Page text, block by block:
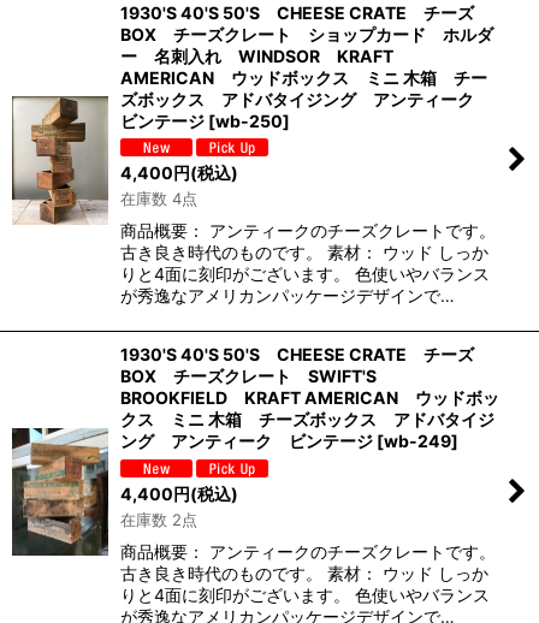
1930'S 40'S 50'S CHEESE CRATE チーズ
BOX チーズクレート ショップカード ホルダ
ー 名刺入れ WINDSOR KRAFT
AMERICAN ウッドボックス ミニ 木箱 チー
ズボックス アドバタイジング アンティーク
ビンテージ [wb-250]
4,400円(税込)
在庫数 4点
商品概要： アンティークのチーズクレートです。
古き良き時代のものです。 素材： ウッド しっか
りと4面に刻印がございます。 色使いやバランス
が秀逸なアメリカンパッケージデザインで…
1930'S 40'S 50'S CHEESE CRATE チーズ
BOX チーズクレート SWIFT'S
BROOKFIELD KRAFT AMERICAN ウッドボッ
クス ミニ 木箱 チーズボックス アドバタイジ
ング アンティーク ビンテージ [wb-249]
4,400円(税込)
在庫数 2点
商品概要： アンティークのチーズクレートです。
古き良き時代のものです。 素材： ウッド しっか
りと4面に刻印がございます。 色使いやバランス
が秀逸なアメリカンパッケージデザインで…